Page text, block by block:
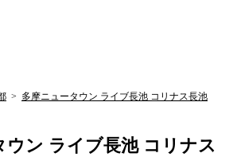
> 多摩ニュータウン ライブ長池 コリナス長池
ウン ライブ長池 コリナス